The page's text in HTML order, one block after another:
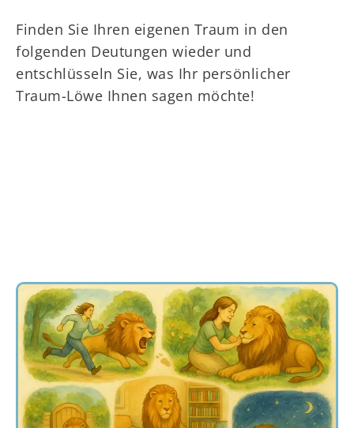
Finden Sie Ihren eigenen Traum in den
folgenden Deutungen wieder und
entschlüsseln Sie, was Ihr persönlicher
Traum-Löwe Ihnen sagen möchte!